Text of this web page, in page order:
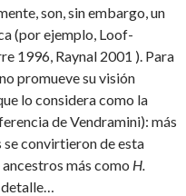
son, sin embargo, un
(por ejemplo, Loof-
1996, Raynal 2001 ). Para
promueve su visión
lo considera como la
de Vendramini): más
se convirtieron de esta
más como H.
detalle…